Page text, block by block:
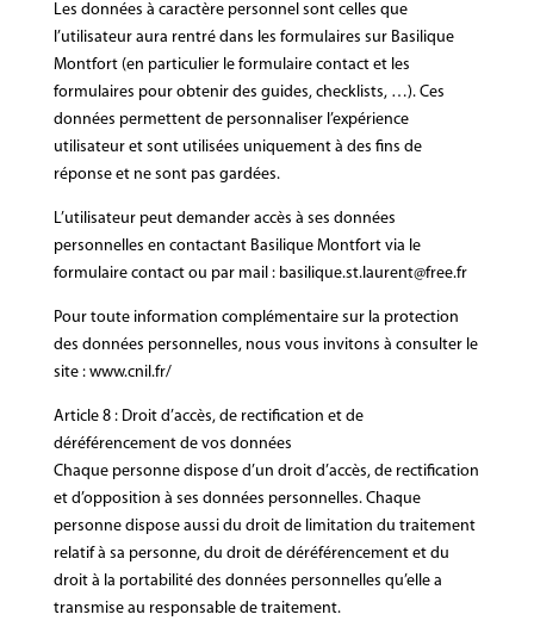
Les données à caractère personnel sont celles que
l’utilisateur aura rentré dans les formulaires sur Basilique
Montfort (en particulier le formulaire contact et les
formulaires pour obtenir des guides, checklists, …). Ces
données permettent de personnaliser l’expérience
utilisateur et sont utilisées uniquement à des fins de
réponse et ne sont pas gardées.
L’utilisateur peut demander accès à ses données
personnelles en contactant Basilique Montfort via le
formulaire contact ou par mail : basilique.st.laurent@free.fr
Pour toute information complémentaire sur la protection
des données personnelles, nous vous invitons à consulter le
site : www.cnil.fr/
Article 8 : Droit d’accès, de rectification et de
déréférencement de vos données
Chaque personne dispose d’un droit d’accès, de rectification
et d’opposition à ses données personnelles. Chaque
personne dispose aussi du droit de limitation du traitement
relatif à sa personne, du droit de déréférencement et du
droit à la portabilité des données personnelles qu’elle a
transmise au responsable de traitement.